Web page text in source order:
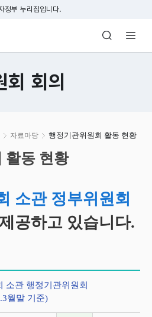
본문 바로가기
정부 누리집입니다.
위원회 Korea Media
회 회의
자료마당 행정기관위원회 활동 현황
활동 현황
소관 정부위원회
공하고 있습니다.
소관 행정기관위원회
월말 기준)